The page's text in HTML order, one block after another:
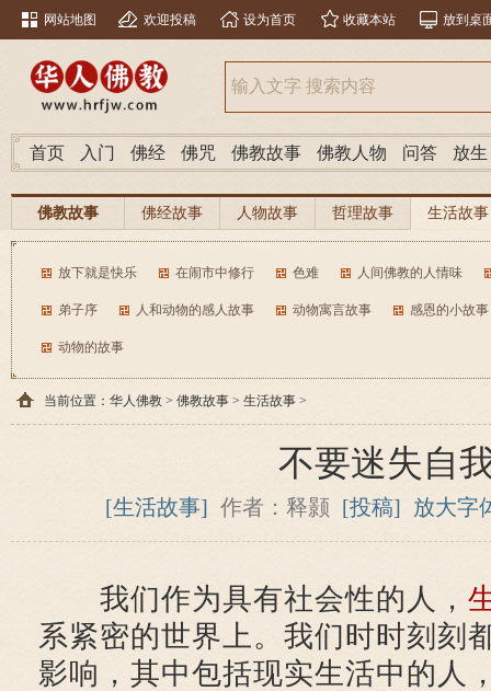
网站地图 欢迎投稿 设为首页 收藏本站 放到桌
首页 入门 佛经 佛咒 佛教故事 佛教人物 问答 放生
佛教故事 佛经故事 人物故事 哲理故事 生活故事
放下就是快乐 在闹市中修行 色难 人间佛教的人情味
弟子序 人和动物的感人故事 动物寓言故事 感恩的小故事
动物的故事
当前位置： 华人佛教 > 佛教故事 > 生活故事 >
不要迷失自
[生活故事] 作者：释颢 [投稿] 放大字
我们作为具有社会性的人，
系紧密的世界上。我们时时刻刻
影响，其中包括现实生活中的人